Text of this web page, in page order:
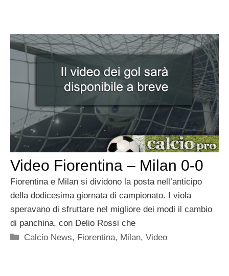
Video Fiorentina – Milan 0-0
Fiorentina e Milan si dividono la posta nell’anticipo
della dodicesima giornata di campionato. I viola
speravano di sfruttare nel migliore dei modi il cambio
di panchina, con Delio Rossi che
Categorie
Calcio News, Fiorentina, Milan,Video